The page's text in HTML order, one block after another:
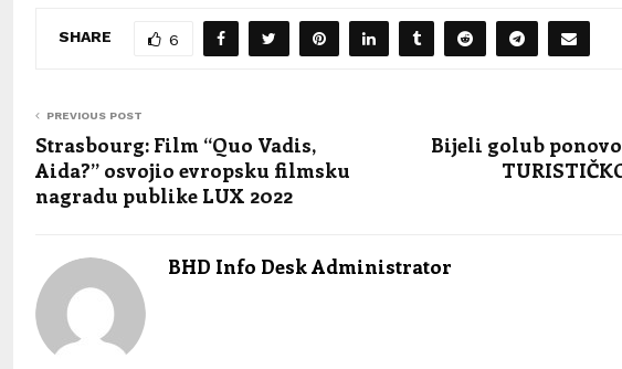
SHARE 6
PREVIOUS POST
Strasbourg: Film “Quo Vadis,
Aida?” osvojio evropsku filmsku
nagradu publike LUX 2022
Bijeli golub ponovo
BHD Info Desk Administrator